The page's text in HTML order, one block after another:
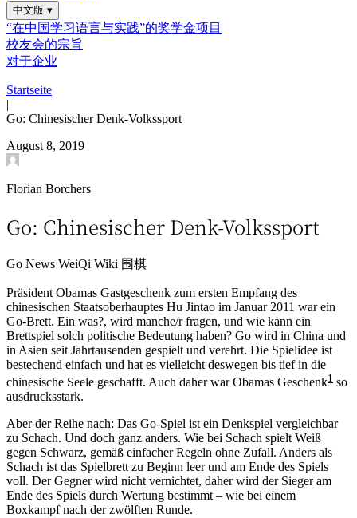
中文版 ▾
“在中国学习语言与实践”的奖学金项目
校友会的宗旨
对于企业
Startseite
|
Go: Chinesischer Denk-Volkssport
August 8, 2019
Florian Borchers
Go: Chinesischer Denk-Volkssport
Go News WeiQi Wiki 围棋
Präsident Obamas Gastgeschenk zum ersten Empfang des
chinesischen Staatsoberhauptes Hu Jintao im Januar 2011 war ein
Go-Brett. Ein was?, wird manche/r fragen, und wie kann ein
Brettspiel solch politische Bedeutung haben? Go wird in China und
in Asien seit Jahrtausenden gespielt und verehrt. Die Spielidee ist
bestechend einfach und hat es vielleicht deswegen bis tief in die
chinesische Seele geschafft. Auch daher war Obamas Geschenk1 so
ausdrucksstark.
Aber der Reihe nach: Das Go-Spiel ist ein Denkspiel vergleichbar
zu Schach. Und doch ganz anders. Wie bei Schach spielt Weiß
gegen Schwarz, gemäß einfacher Regeln ohne Zufall. Anders als
Schach ist das Spielbrett zu Beginn leer und am Ende des Spiels
voll. Der Gegner wird nicht vernichtet, daher wird der Sieger am
Ende des Spiels durch Wertung bestimmt – wie bei einem
Boxkampf nach der zwölften Runde.